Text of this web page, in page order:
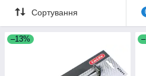
Сортування
–13%